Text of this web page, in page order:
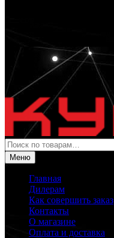
Искать:
Меню
Главная
Дилерам
Как совершить заказ
Контакты
О магазине
Оплата и доставка